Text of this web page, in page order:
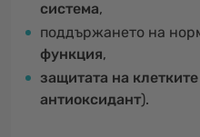
система,
поддържането на
функция,
защитата на клетките
антиоксидант).